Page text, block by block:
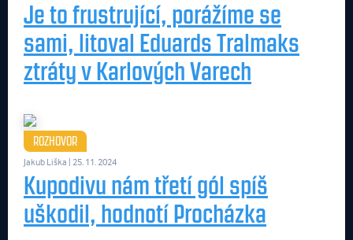
Je to frustrující, porážíme se
sami, litoval Eduards Tralmaks
ztráty v Karlových Varech
ROZHOVOR
Jakub Liška | 25. 11. 2024
Kupodivu nám třetí gól spíš
uškodil, hodnotí Procházka